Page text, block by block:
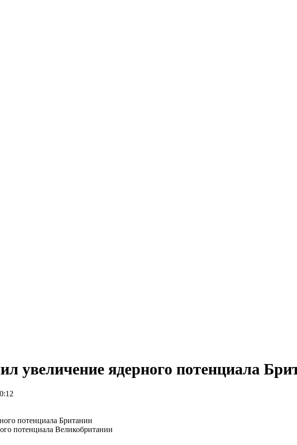
увеличение ядерного потенциала
потенциала Великобритании